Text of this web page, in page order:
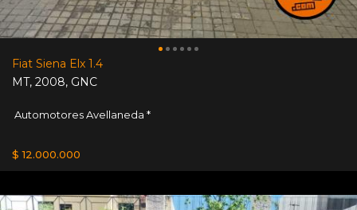
Fiat Siena Elx 1.4
MT, 2008, GNC
Automotores Avellaneda *
$ 12.000.000